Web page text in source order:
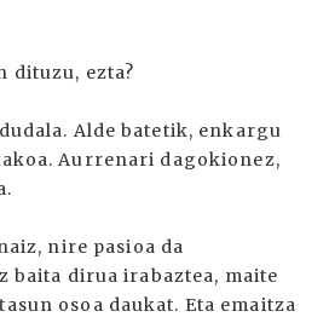
dituzu, ezta?
Alde batetik, enkargu
Aurrenari dagokionez,
nire pasioa da
baita dirua irabaztea, maite
osoa daukat. Eta emaitza